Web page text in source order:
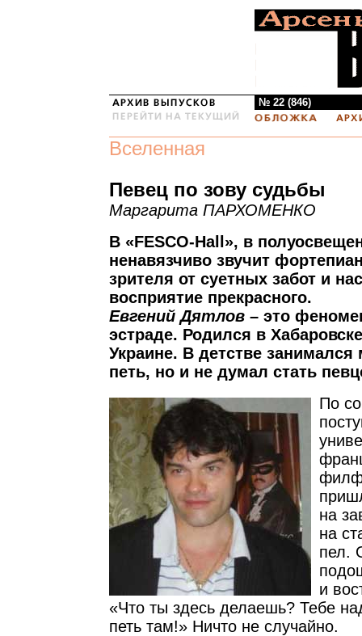
№ 22 (846)
Вселенная
Певец по зову судьбы
Маргарита ПАРХОМЕНКО
В «FESCO-Hall», в
ненавязчиво звучит
зрителя от суетных забот и
восприятие прекрасного.
Евгений Дятлов – это
эстраде. Родился в
Украине. В детстве
петь, но и не думал стать
По
на
на
пел.
и
«Что ты здесь делаешь? Тебе
петь там!» Ничто не случайно.